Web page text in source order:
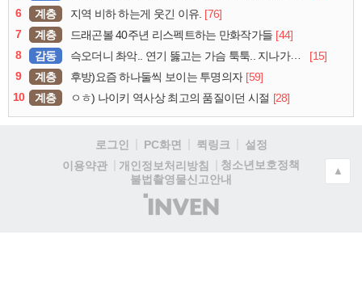
6
계층 지역 비하 하는게 웃긴 이유. [76]
7
계층 드래곤볼 40주년 리스펙트하는 만화작가들 [44]
8
감동 슥오더니 촤악.. 연기 뚫고는 가슴 툭툭.. 지나가던 아재의 정체
[15]
9
계층 후방)요즘 하나둘씩 보이는 투명의자 [59]
10
계층 ㅇㅎ) 나이키 역사상 최고의 품질이던 시절 [28]
로그인 PC화면 퀵링크
설정
이용약관
개인정보처리방침
청소년보호정책
불법촬영물신고안내
(주)
인
▲